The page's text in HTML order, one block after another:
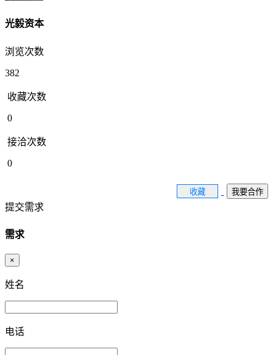
光毅资本
浏览次数
382
收藏次数
0
接洽次数
0
收藏 我要合作
提交需求
需求
×
姓名
电话